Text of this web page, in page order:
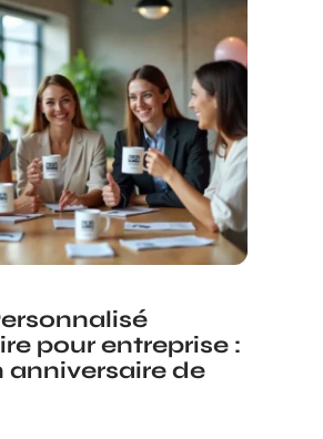
pour entreprise :
anniversaire de